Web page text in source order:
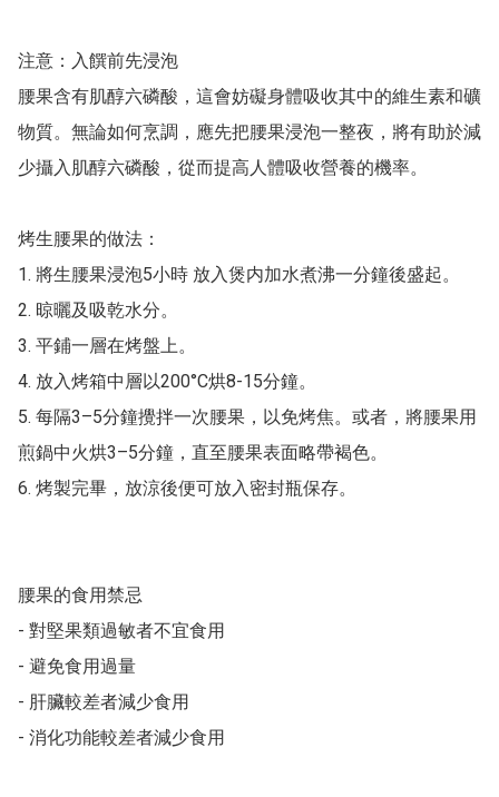
注意：入饌前先浸泡
腰果含有肌醇六磷酸，這會妨礙身體吸收其中的維生素和礦
物質。無論如何烹調，應先把腰果浸泡一整夜，將有助於減
少攝入肌醇六磷酸，從而提高人體吸收營養的機率。
烤生腰果的做法：
1. 將生腰果浸泡5小時 放入煲内加水煮沸一分鐘後盛起。
2. 晾曬及吸乾水分。
3. 平鋪一層在烤盤上。
4. 放入烤箱中層以200°C烘8-15分鐘。
5. 每隔3–5分鐘攪拌一次腰果，以免烤焦。或者，將腰果用
煎鍋中火烘3–5分鐘，直至腰果表面略帶褐色。
6. 烤製完畢，放涼後便可放入密封瓶保存。
腰果的食用禁忌
- 對堅果類過敏者不宜食用
- 避免食用過量
- 肝臟較差者減少食用
- 消化功能較差者減少食用